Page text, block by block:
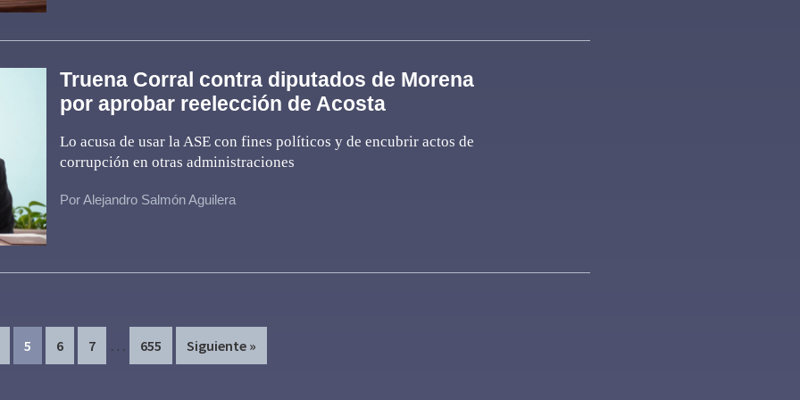
Truena Corral contra diputados de Morena
por aprobar reelección de Acosta
Lo acusa de usar la ASE con fines políticos y de encubrir actos de
corrupción en otras administraciones
Por Alejandro Salmón Aguilera
Page
5 Page
6 Page
7
Interim
pages
… Page
655 Siguiente »